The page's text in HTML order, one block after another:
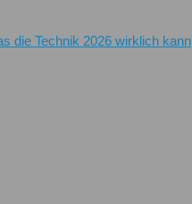
die Technik 2026 wirklich kann